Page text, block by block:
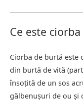
Ce este
Ciorba de burtă este
din burtă de vită
însoțită de un sos
gălbenușuri de ou și